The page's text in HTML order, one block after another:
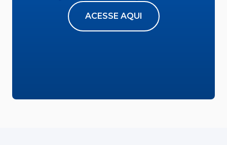
ACESSE AQUI